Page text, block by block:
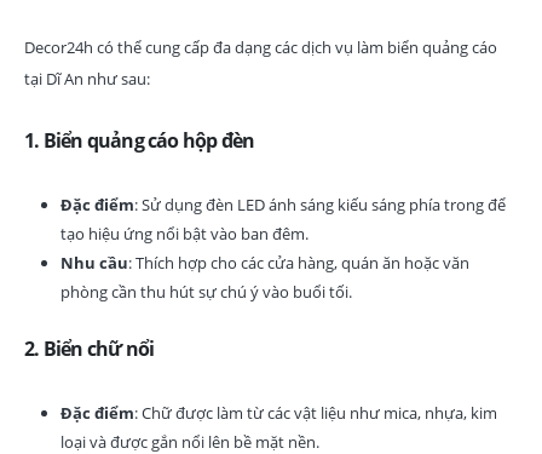
Decor24h có thể cung cấp đa dạng các dịch vụ làm biển quảng cáo
tại Dĩ An như sau:
1. Biển quảng cáo hộp đèn
Đặc điểm: Sử dụng đèn LED ánh sáng kiếu sáng phía trong để
tạo hiệu ứng nổi bật vào ban đêm.
Nhu cầu: Thích hợp cho các cửa hàng, quán ăn hoặc văn
phòng cần thu hút sự chú ý vào buổi tối.
2. Biển chữ nổi
Đặc điểm: Chữ được làm từ các vật liệu như mica, nhựa, kim
loại và được gắn nổi lên bề mặt nền.